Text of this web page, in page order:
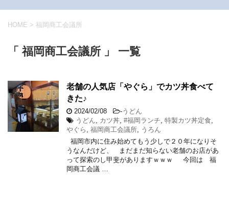
HOME > 福岡商工会議所
「 福岡商工会議所 」 一覧
老舗の人気店「やぐら」でカツ丼食べて
きた♪
2024/02/08 -うどん
うどん
カツ丼 #福岡ランチ 特製カツ丼定食
やぐら
福岡商工会議所
うろん
福岡市内に住み始めてもう少しで２０年になりそ
うなんだけど、 まだまだ知らない老舗のお店があ
って探索のし甲斐がありますｗｗｗ 今回は 福
岡商工会議 …